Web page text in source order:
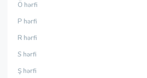
Ö hərfi
P hərfi
R hərfi
S hərfi
Ş hərfi